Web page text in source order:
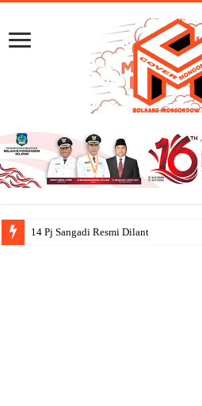
14 Pj Sangadi Resmi Dilantik, Bupati Isk